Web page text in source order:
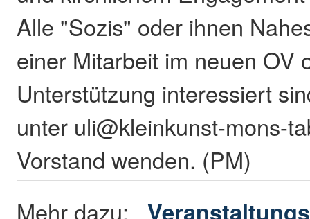
Alle "Sozis" oder ihnen
einer Mitarbeit im neuen OV
Unterstützung interessiert
unter uli@kleinkunst-mons-
Vorstand wenden. (PM)
Mehr dazu: